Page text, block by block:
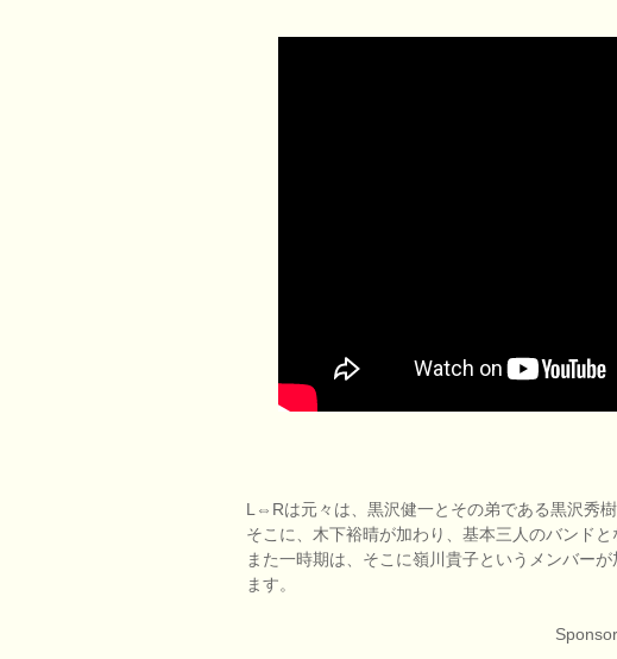
L⇔Rは元々は、黒沢健一とその弟である黒沢秀
そこに、木下裕晴が加わり、基本三人のバンドと
また一時期は、そこに嶺川貴子というメンバー
ます。